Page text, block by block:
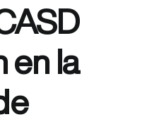
en la